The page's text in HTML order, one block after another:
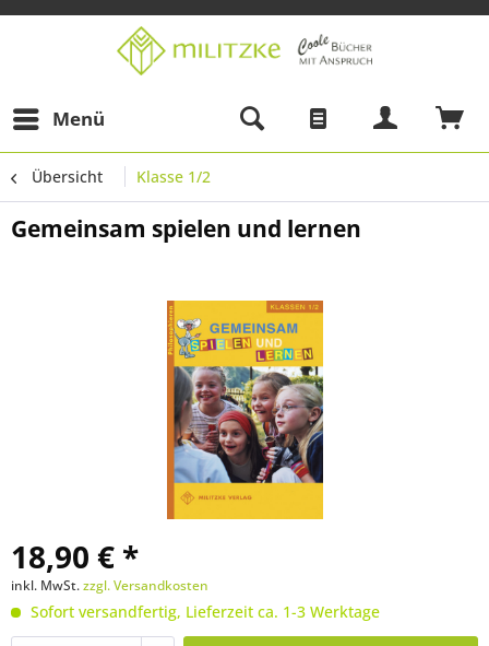
Menü
Übersicht Klasse 1/2
Gemeinsam spielen und lernen
18,90 € *
inkl. MwSt.zzgl. Versandkosten
Sofort versandfertig, Lieferzeit ca. 1-3 Werktage